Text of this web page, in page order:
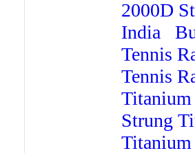
2000D
India
Tennis
Tennis
Titanium
Strung
Titanium